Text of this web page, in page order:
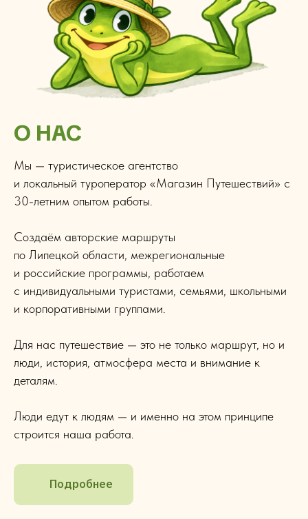
О НАС
Мы — туристическое агентство
и локальный туроператор «Магазин Путешествий» с
30-летним опытом работы.
Создаём авторские маршруты
по Липецкой области, межрегиональные
и российские программы, работаем
с индивидуальными туристами, семьями, школьными
и корпоративными группами.
Для нас путешествие — это не только маршрут, но и
люди, история, атмосфера места и внимание к
деталям.
Люди едут к людям — и именно на этом принципе
строится наша работа.
Подробнее